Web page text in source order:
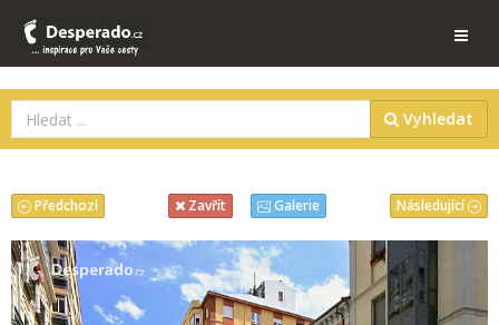
Vyhledat
Následující
Předchozí Zavřít Galerie